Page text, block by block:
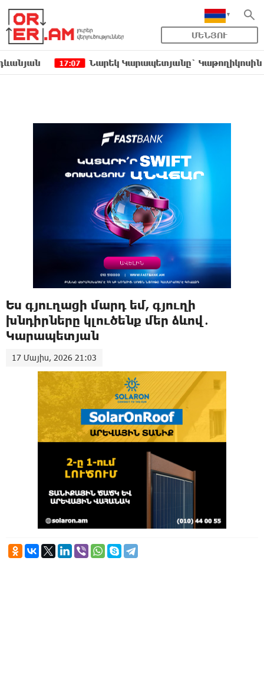
ՄԵՆՅՈՒ
17:07 Նարեկ Կարապետյանը` Կաթողիկոսին
Ես գյուղացի մարդ եմ, գյուղի
խնդիրները կլուծենք մեր ձևով․
Կարապետյան
17 Մայիս, 2026 21:03